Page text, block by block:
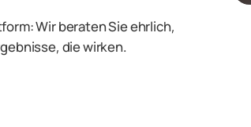
Wir beraten Sie ehrlich,
die wirken.